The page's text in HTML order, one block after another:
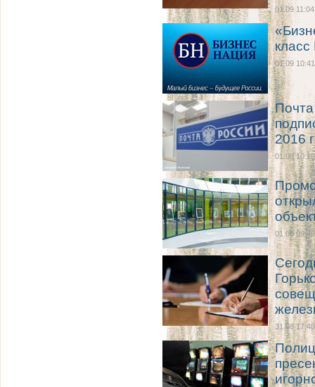
01.09 11:04
01.09 10:41
2016
01.09 10:10
01.09 09:49
31.08 17:40